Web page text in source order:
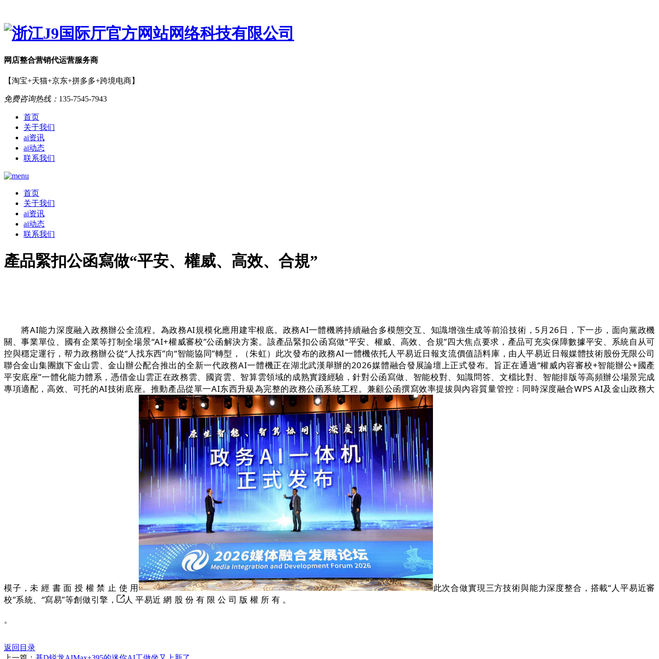
网店整合营销代运营服务商
【淘宝+天猫+京东+拼多多+跨境电商】
免费咨询热线： 135-7545-7943
首页
关于我们
ai资讯
ai动态
联系我们
首页
关于我们
ai资讯
ai动态
联系我们
產品緊扣公函寫做“平安、權威、高效、合規”
將AI能力深度融入政務辦公全流程。為政務AI規模化應用建牢根底。政務AI一體機將持續融合多模態交互、知識增強生成等前沿技術，5月26日，下一步，面向黨政機
關、事業單位、國有企業等打制全場景“AI+權威審校”公函解決方案。該產品緊扣公函寫做“平安、權威、高效、合規”四大焦点要求，產品可充实保障數據平安、系統自从可
控與穩定運行，帮力政務辦公從“人找东西”向“智能協同”轉型，（朱虹）此次發布的政務AI一體機依托人平易近日報支流價值語料庫，由人平易近日報媒體技術股份无限公司
聯合金山集團旗下金山雲、金山辦公配合推出的全新一代政務AI一體機正在湖北武漢舉辦的2026媒體融合發展論壇上正式發布。旨正在通過“權威內容審校+智能辦公+國產
平安底座”一體化能力體系，憑借金山雲正在政務雲、國資雲、智算雲領域的成熟實踐經驗，針對公函寫做、智能校對、知識問答、文檔比對、智能排版等高頻辦公場景完成
專項適配，高效、可托的AI技術底座。推動產品從單一AI东西升級為完整的政務公函系統工程。兼顧公函撰寫效率提拔與內容質量管控﹔同時深度融合WPS AI及金山政務大
模子，未 經 書 面 授 權 禁 止 使 用
此次合做實現三方技術與能力深度整合，搭載“人平易近審
校”系統、“寫易”等創做引擎，
人 平易近 網 股 份 有 限 公 司 版 權 所 有 。
。
返回目录